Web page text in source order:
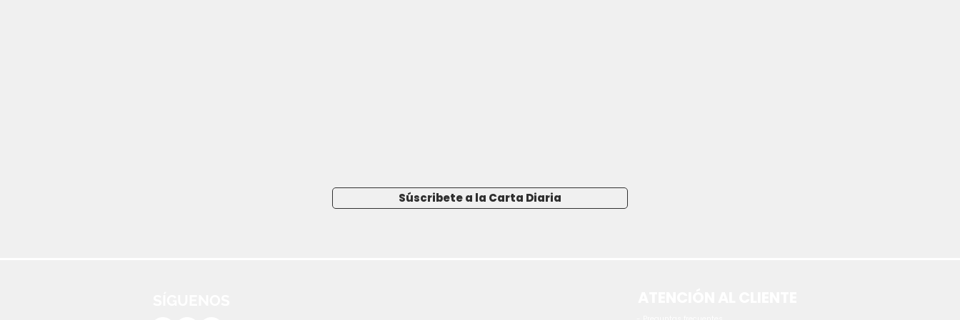
Súscribete a la Carta Diaria